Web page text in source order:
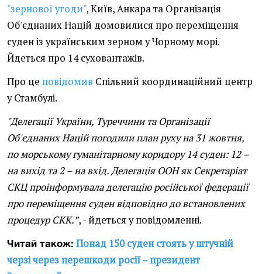
"зернової угоди", Київ, Анкара та Організація
Об'єднаних Націй домовилися про переміщення
суден із українським зерном у Чорному морі.
Йдеться про 14 суховантажів.
Про це повідомив Спільний координаційний центр
у Стамбулі.
"Делегації України, Туреччини та Організації
Об'єднаних Націй погодили план руху на 31 жовтня,
по морському гуманітарному коридору 14 суден: 12 –
на вихід та 2 – на вхід. Делегація ООН як Секретаріат
СКЦ проінформувала делегацію російської федерації
про переміщення суден відповідно до встановлених
процедур СКК.”, - йдеться у повідомленні.
Читай також: Понад 150 суден стоять у штучній
черзі через перешкоди росії – президент